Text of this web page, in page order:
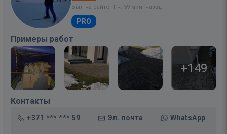
Был на сайте: 1 ч. 59 мин. назад
PRO
Примеры работ
+149
Контакты
+371 *** *** 59 Эл. почта WhatsApp